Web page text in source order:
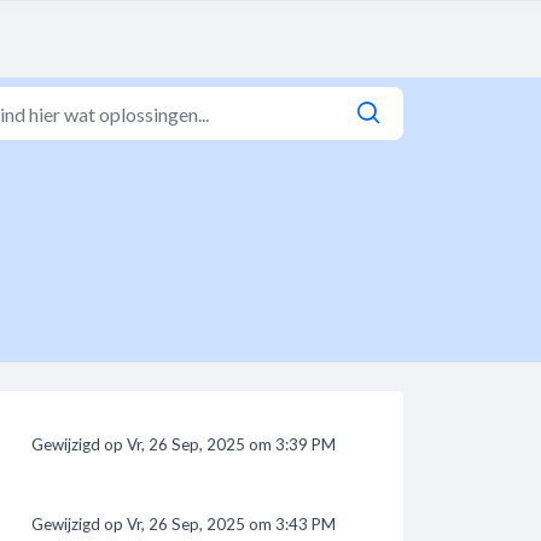
Gewijzigd op Vr, 26 Sep, 2025 om 3:39 PM
Gewijzigd op Vr, 26 Sep, 2025 om 3:43 PM